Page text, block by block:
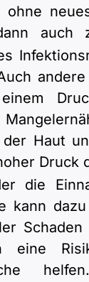
auch
Haut
Druck
die
kann
eine